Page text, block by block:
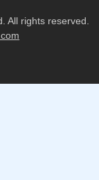
All rights reserved.